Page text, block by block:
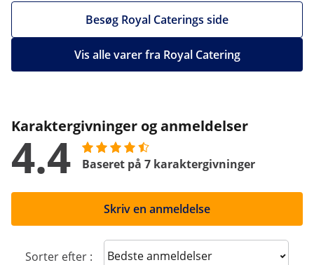
Besøg Royal Caterings side
Vis alle varer fra Royal Catering
Karaktergivninger og anmeldelser
4.4 Baseret på 7 karaktergivninger
Skriv en anmeldelse
Sorter efter : Sort reviews